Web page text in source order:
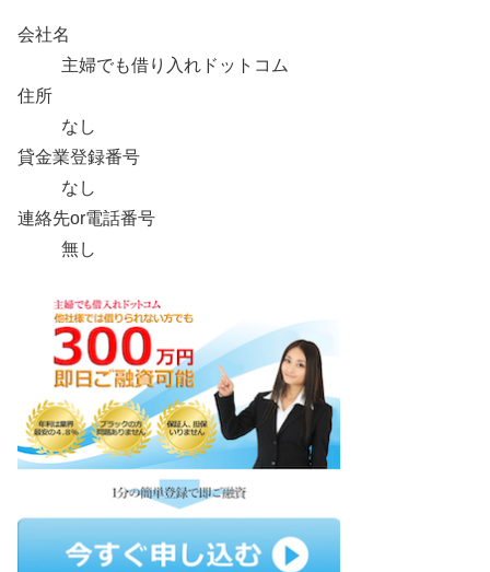
会社名
主婦でも借り入れドットコム
住所
なし
貸金業登録番号
なし
連絡先or電話番号
無し